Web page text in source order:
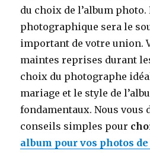
du choix de l’album photo.
photographique sera le
important de votre union.
maintes reprises durant
choix du photographe
mariage et le style de
fondamentaux. Nous vous
conseils simples pour
album pour vos photos